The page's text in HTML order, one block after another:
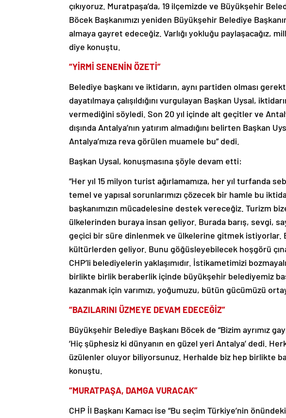
çıkıyoruz. Muratpaşa’da, 19 ilçemizde ve Büyükşehir
Böcek Başkanımızı yeniden Büyükşehir Belediye
almaya gayret edeceğiz. Varlığı yokluğu paylaşacağız,
diye konuştu.
“YİRMİ SENENİN ÖZETİ”
Belediye başkanı ve iktidarın, aynı partiden olması
dayatılmaya çalışıldığını vurgulayan Başkan Uysal,
vermediğini söyledi. Son 20 yıl içinde alt geçitler ve
dışında Antalya’nın yatırım almadığını belirten Başkan
Antalya’mıza reva görülen muamele bu” dedi.
Başkan Uysal, konuşmasına şöyle devam etti:
“Her yıl 15 milyon turist ağırlamamıza, her yıl turfanda
temel ve yapısal sorunlarımızı çözecek bir hamle bu
başkanımızın mücadelesine destek vereceğiz. Turizm
ülkelerinden buraya insan geliyor. Burada barış, sevgi,
geçici bir süre dinlenmek ve ülkelerine gitmek istiyorlar.
kültürlerden geliyor. Bunu göğüsleyebilecek hoşgörü
CHP’li belediyelerin yaklaşımıdır. İstikametimizi
birlikte birlik beraberlik içinde büyükşehir belediyemiz
kazanmak için varımızı, yoğumuzu, bütün gücümüzü
“BAZILARINI ÜZMEYE DEVAM EDECEĞİZ”
Büyükşehir Belediye Başkanı Böcek de “Bizim ayrımız
‘Hiç şüphesiz ki dünyanın en güzel yeri Antalya’ dedi.
üzülenler oluyor biliyorsunuz. Herhalde biz hep birlikte
konuştu.
“MURATPAŞA, DAMGA VURACAK”
CHP İl Başkanı Kamacı ise “Bu seçim Türkiye’nin